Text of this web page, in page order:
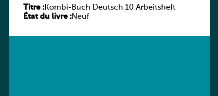
Titre :Kombi-Buch Deutsch 10 Arbeitsheft
État du livre :Neuf